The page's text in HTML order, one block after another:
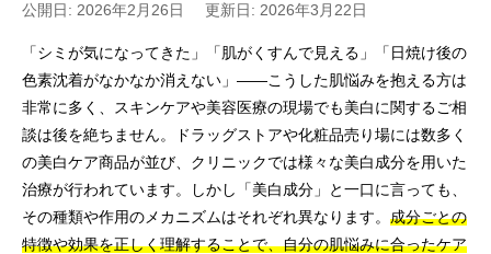
公開日: 2026年2月26日 更新日: 2026年3月22日
「シミが気になってきた」「肌がくすんで見える」「日焼け後の
色素沈着がなかなか消えない」――こうした肌悩みを抱える方は
非常に多く、スキンケアや美容医療の現場でも美白に関するご相
談は後を絶ちません。ドラッグストアや化粧品売り場には数多く
の美白ケア商品が並び、クリニックでは様々な美白成分を用いた
治療が行われています。しかし「美白成分」と一口に言っても、
その種類や作用のメカニズムはそれぞれ異なります。 成分ごとの
特徴や効果を正しく理解することで、自分の肌悩みに合ったケア